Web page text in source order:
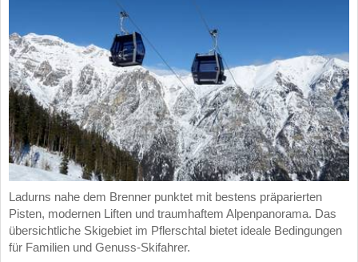
Ladurns nahe dem Brenner punktet mit bestens präparierten
Pisten, modernen Liften und traumhaftem Alpenpanorama. Das
übersichtliche Skigebiet im Pflerschtal bietet ideale Bedingungen
für Familien und Genuss-Skifahrer.